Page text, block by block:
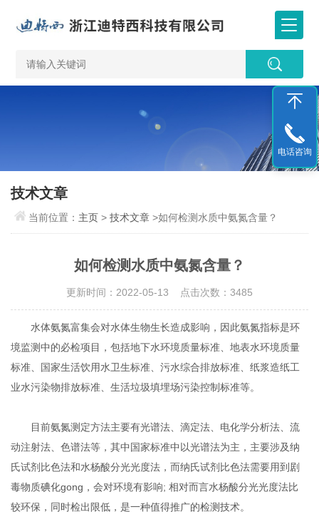
技术文章
当前位置： 主页 >技术文章 >如何检测水质中氨氮含量？
如何检测水质中氨氮含量？
更新时间：2022-05-13 点击次数：3485
水体氨氮富集会对水体生物生长造成影响，因此氨氮指标是环
境监测中的必检项目，包括地下水环境质量标准、地表水环境质量
标准、国家生活饮用水卫生标准、污水综合排放标准、纸浆造纸工
业水污染物排放标准、生活垃圾填埋场污染控制标准等。
目前氨氮测定方法主要有光谱法、滴定法、电化学分析法、流
动注射法、色谱法等，其中国家标准中以光谱法为主，主要涉及纳
氏试剂比色法和水杨酸分光光度法，而纳氏试剂比色法需要用到剧
毒物质碘化gong，会对环境有影响; 相对而言水杨酸分光光度法比
较环保，同时检出限低，是一种值得推广的检测技术。
电话咨询